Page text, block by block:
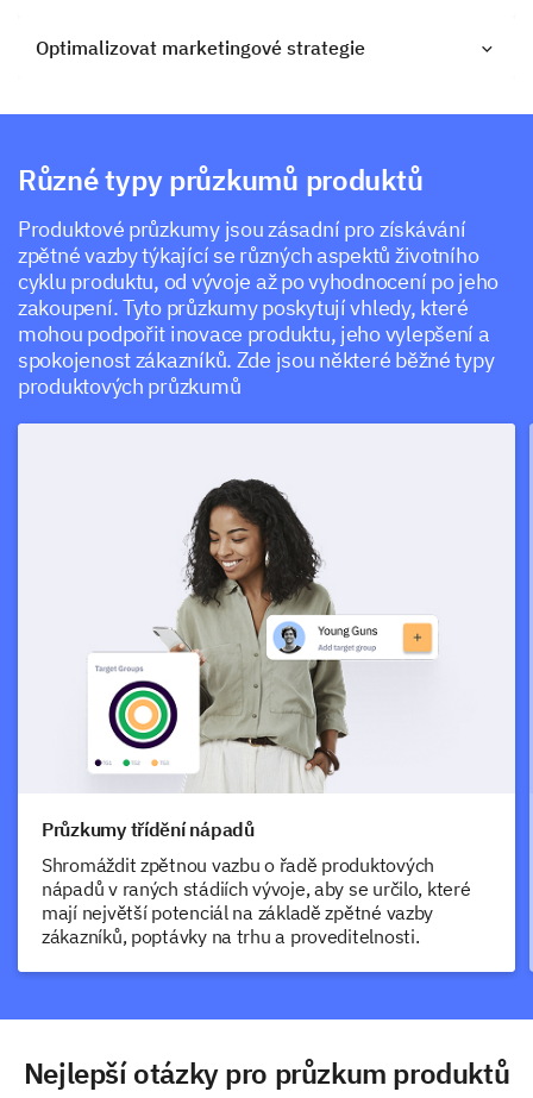
Optimalizovat marketingové strategie
Různé typy průzkumů produktů
Produktové průzkumy jsou zásadní pro získávání
zpětné vazby týkající se různých aspektů životního
cyklu produktu, od vývoje až po vyhodnocení po jeho
zakoupení. Tyto průzkumy poskytují vhledy, které
mohou podpořit inovace produktu, jeho vylepšení a
spokojenost zákazníků. Zde jsou některé běžné typy
produktových průzkumů
Průzkumy třídění nápadů
Shromáždit zpětnou vazbu o řadě produktových
nápadů v raných stádiích vývoje, aby se určilo, které
mají největší potenciál na základě zpětné vazby
zákazníků, poptávky na trhu a proveditelnosti.
Nejlepší otázky pro průzkum produktů